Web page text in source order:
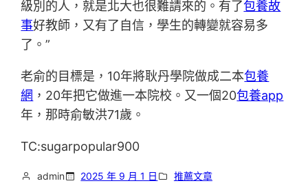
級別的人，就是北大也很難請來的。有了包養故
事好教師，又有了自信，學生的轉變就容易多
了。”
老俞的目標是，10年將耿丹學院做成二本包養
網 ，20年把它做進一本院校。又一個20包養app
年，那時俞敏洪71歲。
TC:sugarpopular900
admin 2025 年 9 月 1 日 推薦文章